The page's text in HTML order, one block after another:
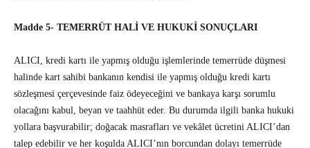
Madde 5- TEMERRÜT HALİ VE HUKUKİ SONUÇLARI
ALICI, kredi kartı ile yapmış olduğu işlemlerinde temerrüde düşmesi
halinde kart sahibi bankanın kendisi ile yapmış olduğu kredi kartı
sözleşmesi çerçevesinde faiz ödeyeceğini ve bankaya karşı sorumlu
olacağını kabul, beyan ve taahhüt eder. Bu durumda ilgili banka hukuki
yollara başvurabilir; doğacak masrafları ve vekâlet ücretini ALICI’dan
talep edebilir ve her koşulda ALICI’nın borcundan dolayı temerrüde